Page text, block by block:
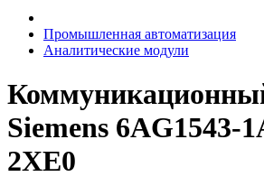
Промышленная автоматизация
Аналитические модули
Siemens 6AG1543-
2XE0